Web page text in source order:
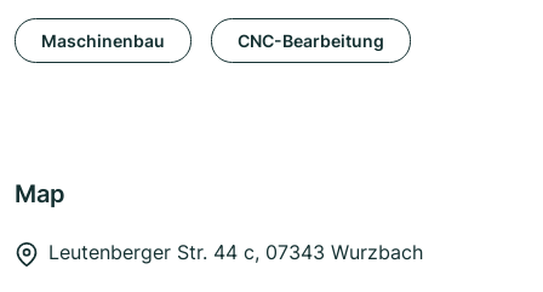
Maschinenbau CNC-Bearbeitung
Map
Leutenberger Str. 44 c, 07343 Wurzbach